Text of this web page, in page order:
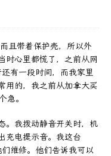
且带着保护壳，所以外
时心里都慌了，之前从网
有一段时间，而我家里
用的，我之前从加拿大买
急。
。我拨动静音开关时，机
充电提示音。我这台
维修。他们告诉我可以